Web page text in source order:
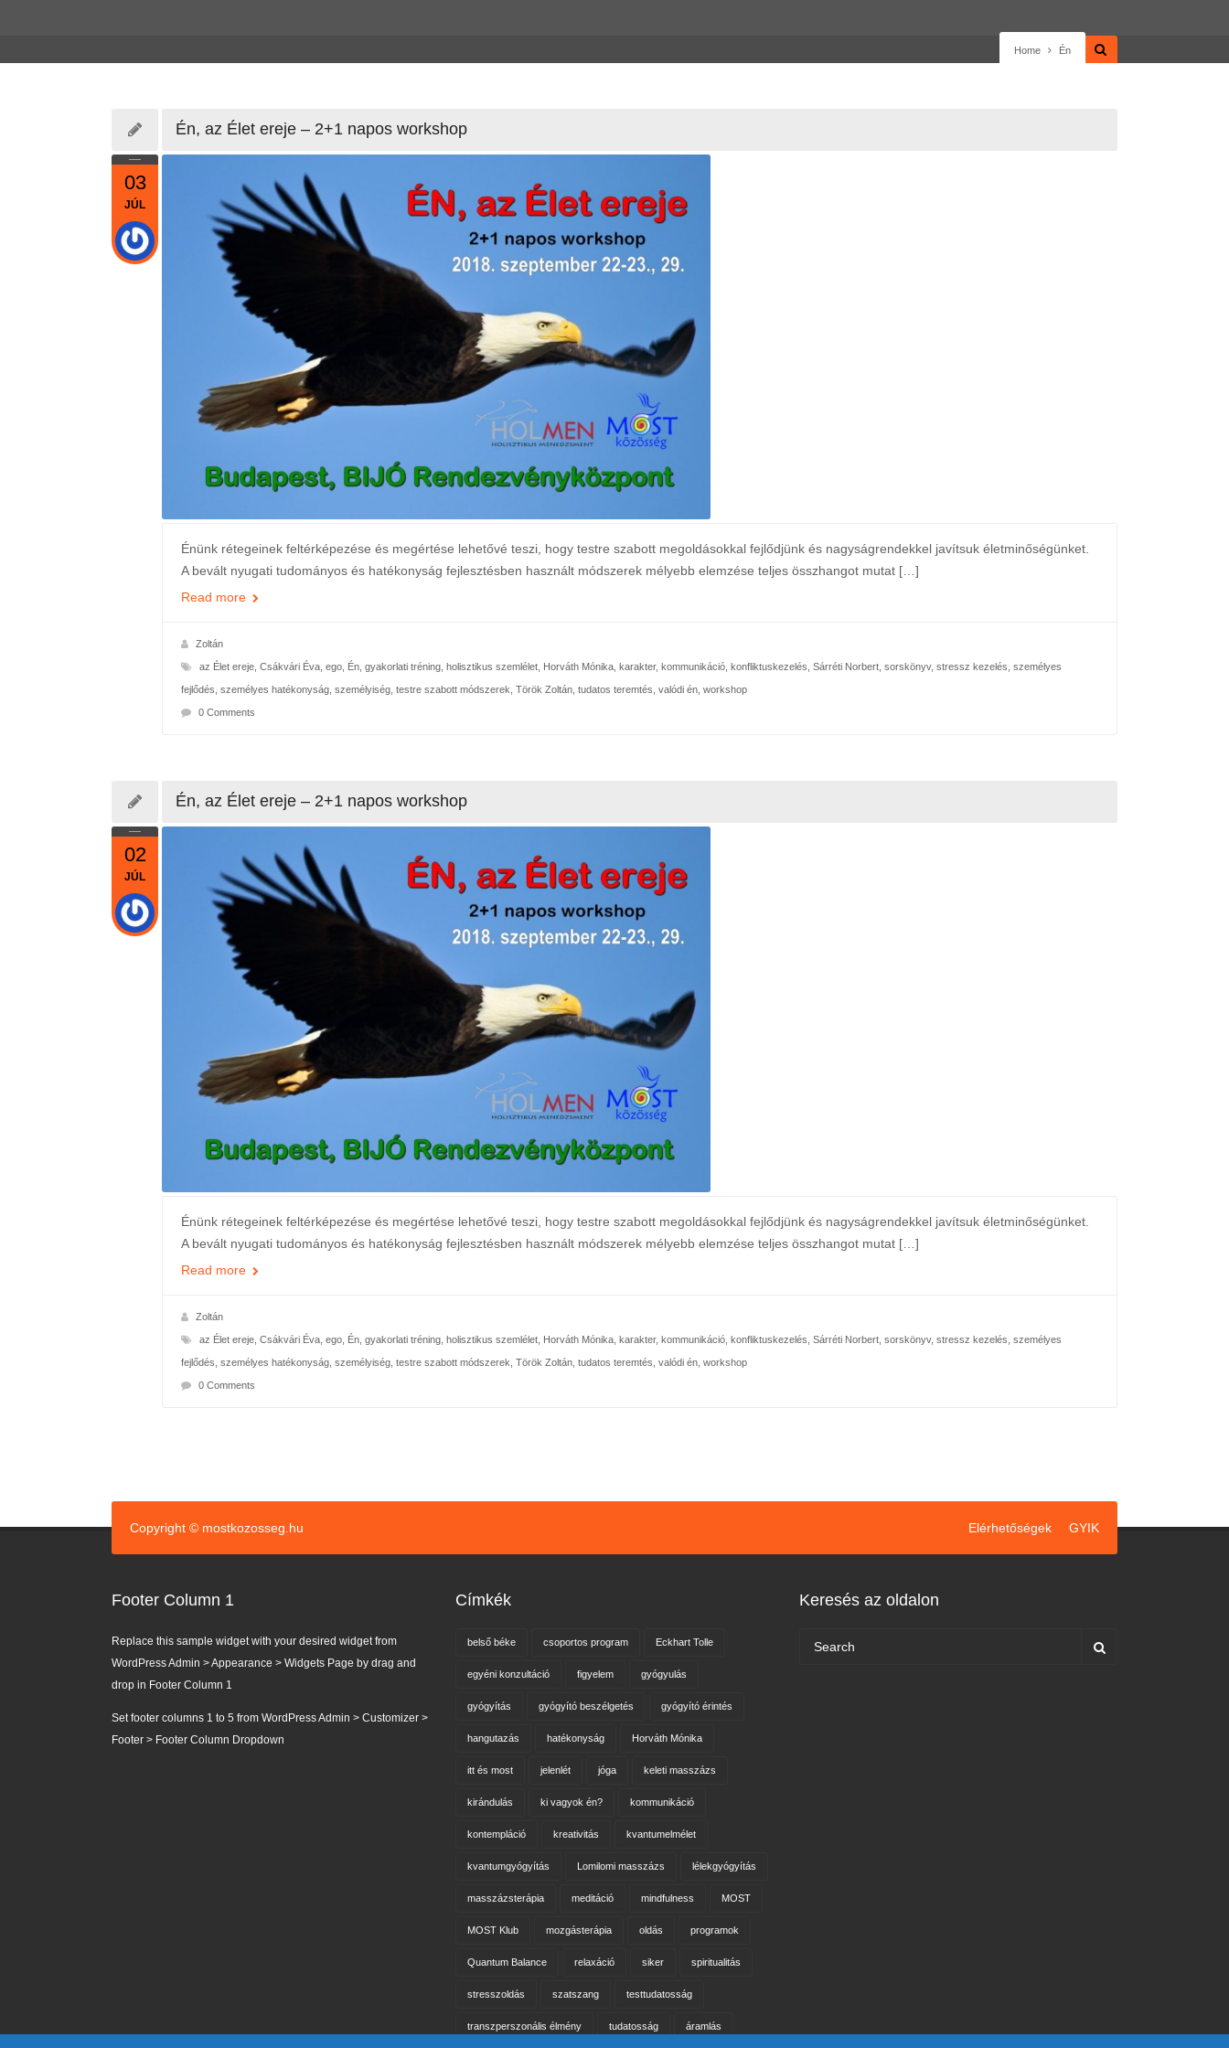
Home Én
03
JÚL
Én, az Élet ereje – 2+1 napos workshop
Énünk rétegeinek feltérképezése és megértése lehetővé teszi, hogy testre szabott megoldásokkal fejlődjünk és nagyságrendekkel javítsuk életminőségünket.
A bevált nyugati tudományos és hatékonyság fejlesztésben használt módszerek mélyebb elemzése teljes összhangot mutat […]
Read more
Zoltán
az Élet ereje Csákvári Éva ego Én gyakorlati tréning holisztikus szemlélet Horváth Mónika karakter, kommunikáció konfliktuskezelés Sárréti Norbert sorskönyv, stressz kezelés személyes
fejlődés személyes hatékonyság személyiség testre szabott módszerek Török Zoltán tudatos teremtés valódi én workshop
0 Comments
02
JÚL
Én, az Élet ereje – 2+1 napos workshop
Énünk rétegeinek feltérképezése és megértése lehetővé teszi, hogy testre szabott megoldásokkal fejlődjünk és nagyságrendekkel javítsuk életminőségünket.
A bevált nyugati tudományos és hatékonyság fejlesztésben használt módszerek mélyebb elemzése teljes összhangot mutat […]
Read more
Zoltán
az Élet ereje Csákvári Éva ego Én gyakorlati tréning holisztikus szemlélet Horváth Mónika karakter, kommunikáció konfliktuskezelés Sárréti Norbert sorskönyv, stressz kezelés személyes
fejlődés személyes hatékonyság személyiség testre szabott módszerek Török Zoltán tudatos teremtés valódi én workshop
0 Comments
Copyright © mostkozosseg.hu Elérhetőségek GYIK
Footer Column 1
Replace this sample widget with your desired widget from
WordPress Admin > Appearance > Widgets Page by drag and
drop in Footer Column 1
Set footer columns 1 to 5 from WordPress Admin > Customizer >
Footer > Footer Column Dropdown
Címkék
belső béke csoportos program Eckhart Tolle
egyéni konzultáció figyelem gyógyulás
gyógyítás gyógyító beszélgetés gyógyító érintés
hangutazás hatékonyság Horváth Mónika
itt és most jelenlét jóga keleti masszázs
kirándulás ki vagyok én? kommunikáció
kontempláció kreativitás kvantumelmélet
kvantumgyógyítás Lomilomi masszázs lélekgyógyítás
masszázsterápia meditáció mindfulness MOST
MOST Klub mozgásterápia oldás programok
Quantum Balance relaxáció siker spiritualitás
stresszoldás szatszang testtudatosság
transzperszonális élmény tudatosság áramlás
Keresés az oldalon